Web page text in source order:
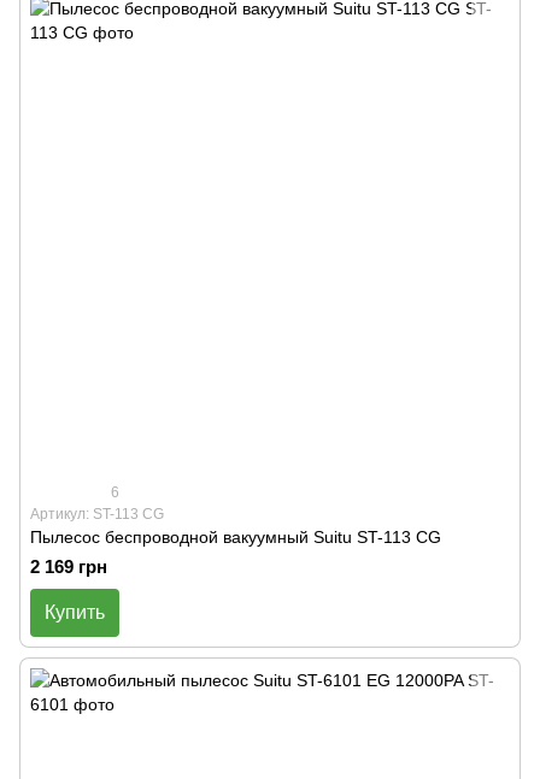
6
Артикул: ST-113 CG
Пылесос беспроводной вакуумный Suitu ST-113 CG
2 169 грн
Купить